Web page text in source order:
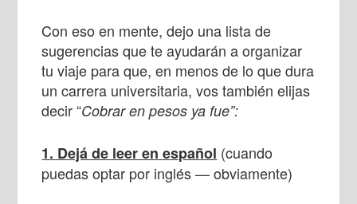
Con eso en mente, dejo una lista de
sugerencias que te ayudarán a organizar
tu viaje para que, en menos de lo que dura
un carrera universitaria, vos también elijas
decir “Cobrar en pesos ya fue”:
1. Dejá de leer en español (cuando
puedas optar por inglés — obviamente)